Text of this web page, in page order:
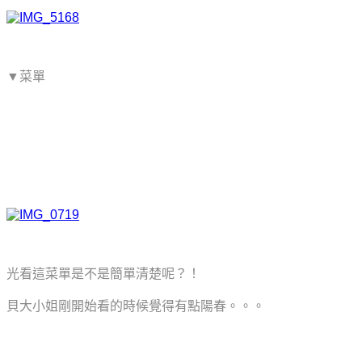
▼菜單
光看這菜單是不是簡單清楚呢？！
貝大小姐剛開始看的時候覺得有點陽春。。。